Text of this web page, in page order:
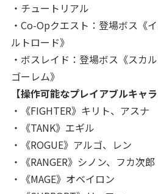
・チュートリアル
・Co-Opクエスト：登場ボス《
ルトロード》
・ボスレイド：登場ボス《スカ
ゴーレム》
【操作可能なプレイアブルキャラ
・《FIGHTER》キリト、アスナ
・《TANK》エギル
・《ROGUE》アルゴ、レン
・《RANGER》シノン、フカ次郎
・《MAGE》オベイロン